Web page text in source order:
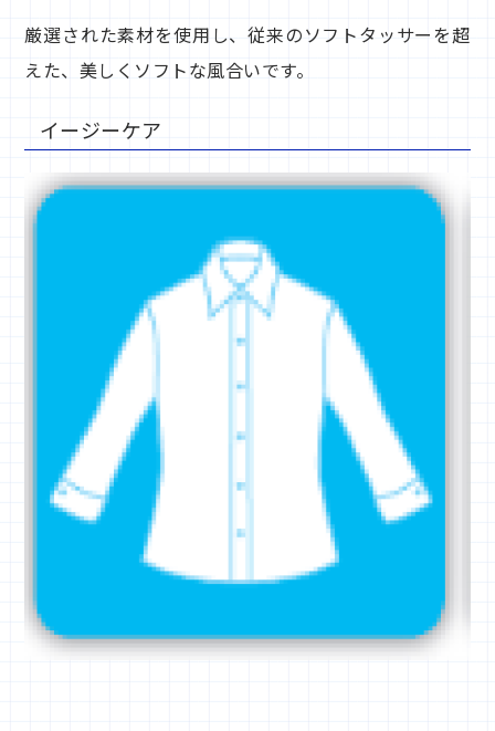
厳選された素材を使用し、従来のソフトタッサーを超
えた、美しくソフトな風合いです。
イージーケア